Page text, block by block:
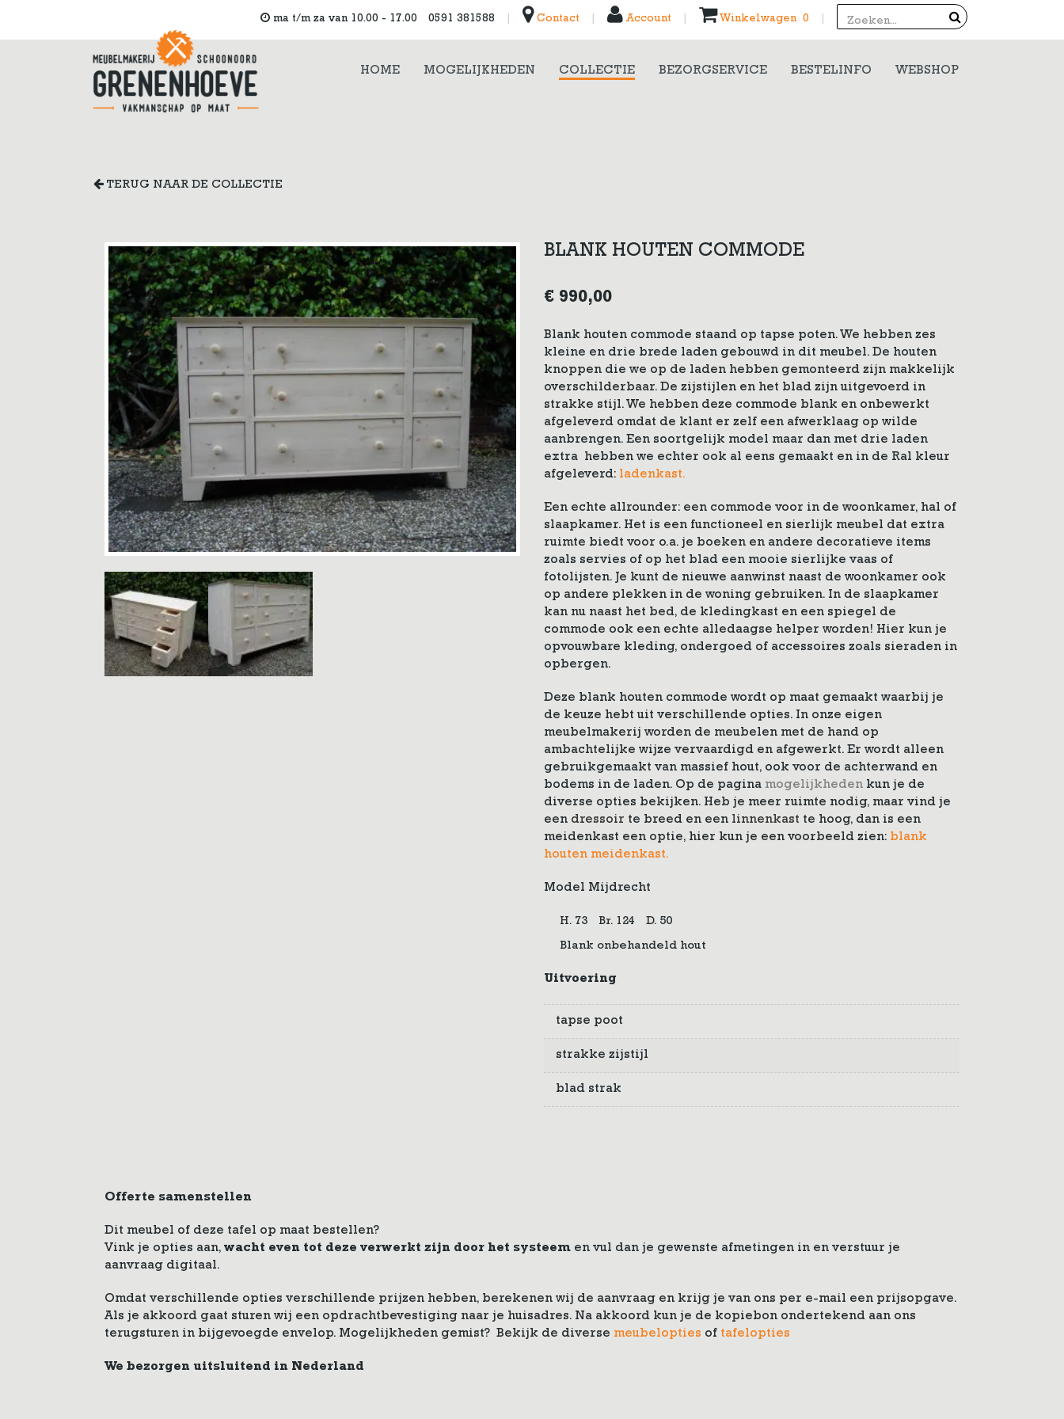
ma t/m za van 10.00 - 17.00 0591 381588 Contact Account Winkelwagen 0
HOME MOGELIJKHEDEN COLLECTIE BEZORGSERVICE BESTELINFO WEBSHOP
TERUG NAAR DE COLLECTIE
BLANK HOUTEN COMMODE
€ 990,00
Blank houten commode staand op tapse poten. We hebben zes
kleine en drie brede laden gebouwd in dit meubel. De houten
knoppen die we op de laden hebben gemonteerd zijn makkelijk
overschilderbaar. De zijstijlen en het blad zijn uitgevoerd in
strakke stijl. We hebben deze commode blank en onbewerkt
afgeleverd omdat de klant er zelf een afwerklaag op wilde
aanbrengen. Een soortgelijk model maar dan met drie laden
extra hebben we echter ook al eens gemaakt en in de Ral kleur
afgeleverd: ladenkast.
Een echte allrounder: een commode voor in de woonkamer, hal of
slaapkamer. Het is een functioneel en sierlijk meubel dat extra
ruimte biedt voor o.a. je boeken en andere decoratieve items
zoals servies of op het blad een mooie sierlijke vaas of
fotolijsten. Je kunt de nieuwe aanwinst naast de woonkamer ook
op andere plekken in de woning gebruiken. In de slaapkamer
kan nu naast het bed, de kledingkast en een spiegel de
commode ook een echte alledaagse helper worden! Hier kun je
opvouwbare kleding, ondergoed of accessoires zoals sieraden in
opbergen.
Deze blank houten commode wordt op maat gemaakt waarbij je
de keuze hebt uit verschillende opties. In onze eigen
meubelmakerij worden de meubelen met de hand op
ambachtelijke wijze vervaardigd en afgewerkt. Er wordt alleen
gebruikgemaakt van massief hout, ook voor de achterwand en
bodems in de laden. Op de pagina mogelijkheden kun je de
diverse opties bekijken. Heb je meer ruimte nodig, maar vind je
een dressoir te breed en een linnenkast te hoog, dan is een
meidenkast een optie, hier kun je een voorbeeld zien: blank
houten meidenkast.
Model Mijdrecht
H. 73 Br. 124 D. 50
Blank onbehandeld hout
Uitvoering
tapse poot
strakke zijstijl
blad strak
Offerte samenstellen
Dit meubel of deze tafel op maat bestellen?
Vink je opties aan, wacht even tot deze verwerkt zijn door het systeem en vul dan je gewenste afmetingen in en verstuur je
aanvraag digitaal.
Omdat verschillende opties verschillende prijzen hebben, berekenen wij de aanvraag en krijg je van ons per e-mail een prijsopgave.
Als je akkoord gaat sturen wij een opdrachtbevestiging naar je huisadres. Na akkoord kun je de kopiebon ondertekend aan ons
terugsturen in bijgevoegde envelop. Mogelijkheden gemist? Bekijk de diverse meubelopties of tafelopties
We bezorgen uitsluitend in Nederland